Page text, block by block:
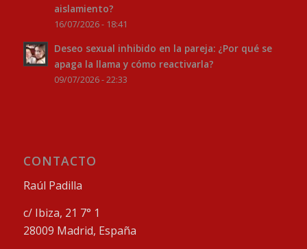
aislamiento?
16/07/2026 - 18:41
Deseo sexual inhibido en la pareja: ¿Por qué se
apaga la llama y cómo reactivarla?
09/07/2026 - 22:33
CONTACTO
Raúl Padilla
c/ Ibiza, 21 7° 1
28009 Madrid, España